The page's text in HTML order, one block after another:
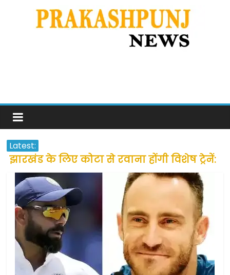
Latest:
झारखंड के लिए कोटा से रवाना होंगी विशेष ट्रेनें:
सीएम हेमंत सोरेन
उत्तराखंड के अन्य राज्यों में फंसे लोगों की जल्द
होगी घर वापसी
प्रवासियों व मजदूरों को दी गई छूट के बाद लोगो
ने कराया पंजीयन: राजस्थान सरकार
शराब और पान की दुकानों को ग्रीन जोन में
खोलने की मिली इजाजत: गृह मंत्रालय